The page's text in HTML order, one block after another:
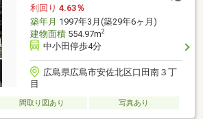
利回り 4.63％
築年月 1997年3月(築29年6ヶ月)
建物面積554.97m2
中小田停歩4分
広島県広島市安佐北区口田南３丁
目
間取り図あり 写真あり